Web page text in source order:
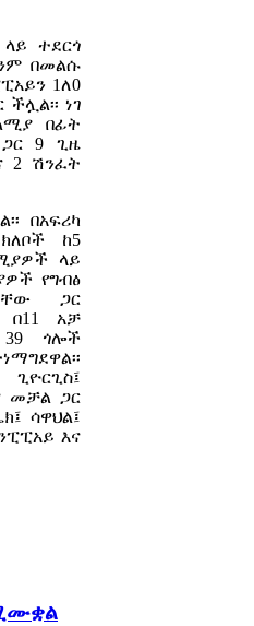
ተደርጎ
በመልሱ
1ለ0
ነገ
በፊት
9 ጊዜ
2 ሽንፈት
በአፍሪካ
ከ5
ላይ
የግብፅ
ጋር
አቻ
39 ጎሎች
መቻል ጋር
ሳዋህል፤
እና